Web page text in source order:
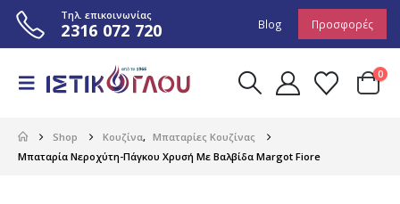
Τηλ. επικοινωνίας
2316 072 720 Blog Προσφορές
0
Shop Κουζίνα, Μπαταρίες Κουζίνας
Μπαταρία Νεροχύτη-Πάγκου Χρυσή Με Βαλβίδα Margot Fiore